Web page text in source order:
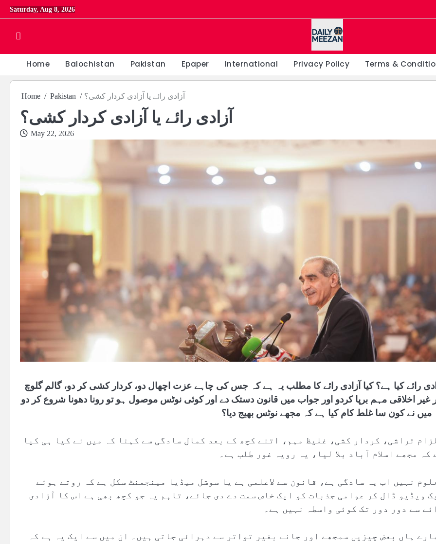
Skip
to
Saturday, Aug 8, 2026
Home Balochistan Pakistan Epaper International Privacy Policy Terms &
Home Pakistan آزادی رائے یا آزادی کردار کشی؟
آزادی رائے یا آزادی کردار کشی؟
May 22, 2026
رائے کیا ہے؟ کیا آزادی رائے کا مطلب یہ ہے کہ جس کی چاہے عزت اچھال دو، کردار کشی کر دو، گالم گلوچ
غیر اخلاقی مہم برپا کردو اور جواب میں قانون دستک دے اور کوئی نوٹس موصول ہو تو رونا دھونا شروع کر دو
میں نے کون سا غلط کام کیا ہے کہ مجھے نوٹس بھیج دیا؟
تراشی، کردار کشی، غلیظ مہم، اتنے کچھ کے بعد کمال سادگی سے کہنا کہ میں نے کیا ہی کیا
کہ مجھے اسلام آباد بلا لیا، یہ رویہ غور طلب ہے۔
نہیں اب یہ سادگی ہے، قانون سے لاعلمی ہے یا سوشل میڈیا مینجمنٹ سکل ہے کہ روتے ہوئے
ویڈیو ڈال کر عوامی جذبات کو ایک خاص سمت دے دی جائے، تاہم یہ جو کچھ بھی ہے اس کا آزادی
سے دور دور تک کوئی واسطہ نہیں ہے۔
ہاں بعض چیزیں سمجھے اور جانے بغیر تواتر سے دہرائی جاتی ہیں۔ ان میں سے ایک یہ ہے کہ